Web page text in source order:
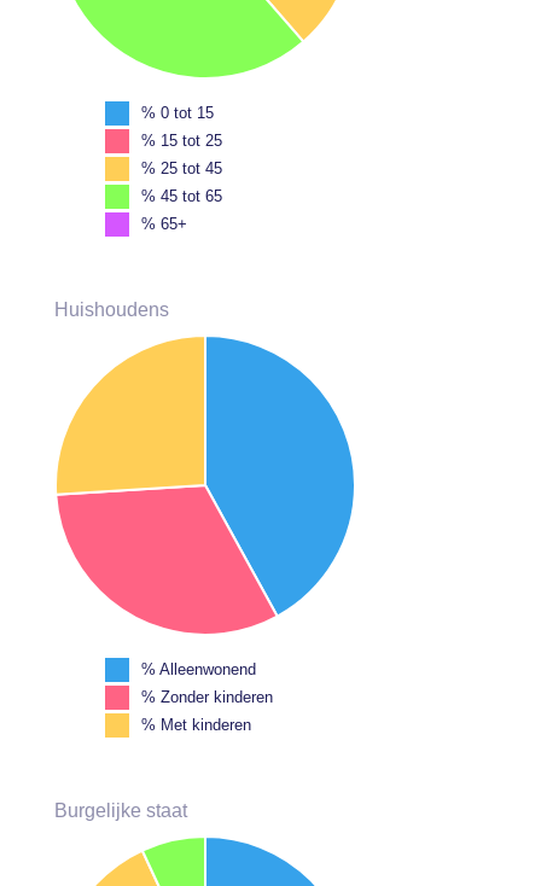
% 0 tot 15
% 15 tot 25
% 25 tot 45
% 45 tot 65
% 65+
Huishoudens
% Alleenwonend
% Zonder kinderen
% Met kinderen
Burgelijke staat